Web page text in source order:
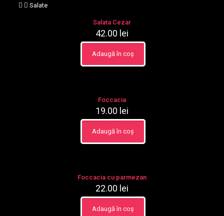
Salate
Salata Cezar
42.00 lei
Adaugă în coș
Foccacia
19.00 lei
Adaugă în coș
Foccacia cu parmezan
22.00 lei
Adaugă în coș